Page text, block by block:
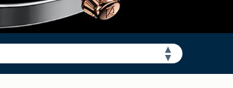
▲
▼